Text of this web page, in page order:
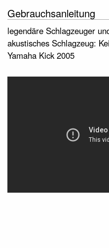
Gebrauchsanleitung
legendäre Schlagzeuger
akustisches Schlagzeug:
Yamaha Kick 2005